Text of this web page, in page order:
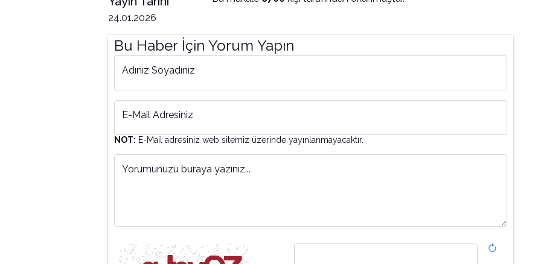
24.01.2026
Bu Haber İçin Yorum Yapın
Adınız Soyadınız
E-Mail Adresiniz
NOT: E-Mail adresiniz web sitemiz üzerinde yayınlanmayacaktır.
Yorumunuzu buraya yazınız...